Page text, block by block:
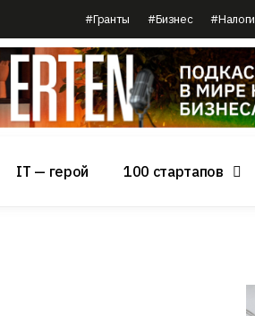
#Гранты #Бизнес #Налоги
IT — герой 100 стартапов